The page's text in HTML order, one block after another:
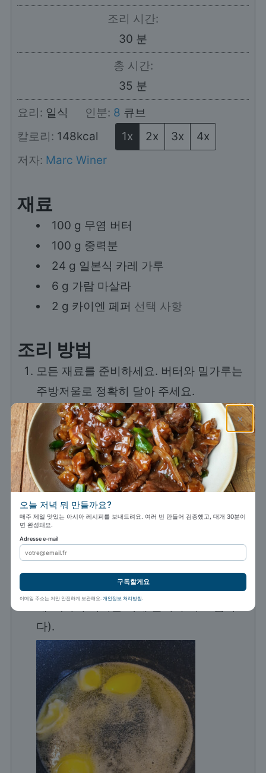
조리 시간:
30 분
분
총 시간:
35 분
분
요리: 일식 인분: 8 큐브
칼로리: 148kcal 1x 2x 3x
4x
저자: Marc Winer
재료
100 g 무염 버터
100 g 중력분
24 g 일본식 카레 가루
6 g 가람 마살라
2 g 카이엔 페퍼 선택 사항
조리 방법
모든 재료를 준비하세요. 버터와 밀가루는
주방저울로 정확히 달아 주세요.
루 만들기
작은 소스팬에 약불~약중불로 버터를 녹이
다).
×
오늘 저녁 뭐 만들까요?
매주 제일 맛있는 아시아 레시피를 보내드려요. 여러 번 만들어 검증했고, 대개 30분이
면 완성돼요.
Adresse e-mail
구독할게요
이메일 주소는 저만 안전하게 보관해요. 개인정보 처리방침.